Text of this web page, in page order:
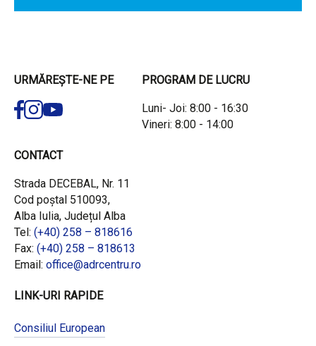
URMĂREȘTE-NE PE PROGRAM DE LUCRU
Luni- Joi: 8:00 - 16:30
Vineri: 8:00 - 14:00
CONTACT
Strada DECEBAL, Nr. 11
Cod poștal 510093,
Alba Iulia, Județul Alba
Tel: (+40) 258 – 818616
Fax: (+40) 258 – 818613
Email: office@adrcentru.ro
LINK-URI RAPIDE
Consiliul European